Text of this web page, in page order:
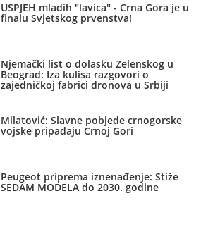
USPJEH mladih "lavica" - Crna Gora je u
finalu Svjetskog prvenstva!
Njemački list o dolasku Zelenskog u
Beograd: Iza kulisa razgovori o
zajedničkoj fabrici dronova u Srbiji
Milatović: Slavne pobjede crnogorske
vojske pripadaju Crnoj Gori
Peugeot priprema iznenađenje: Stiže
SEDAM MODELA do 2030. godine